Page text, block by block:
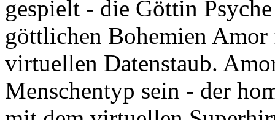
gespielt - die Göttin
göttlichen Bohemien
virtuellen Datenstaub.
Menschentyp sein - der